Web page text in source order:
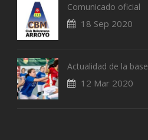
Comunicado oficial
18 Sep 2020
Actualidad de la base
12 Mar 2020